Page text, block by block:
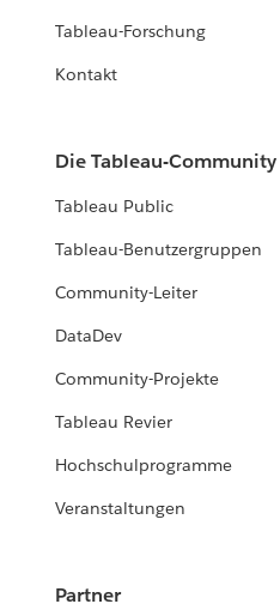
Tableau-Forschung
Kontakt
Die Tableau-Community
Tableau Public
Tableau-Benutzergruppen
Community-Leiter
DataDev
Community-Projekte
Tableau Revier
Hochschulprogramme
Veranstaltungen
Partner